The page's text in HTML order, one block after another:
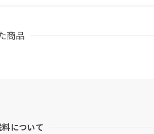
商品
料について